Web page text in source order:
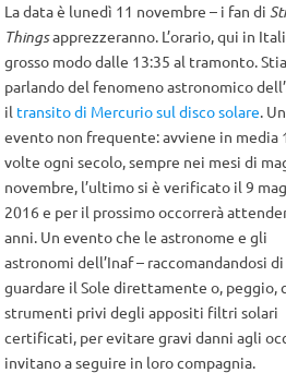
La data è lunedì 11 novembre – i fan di
Thingsapprezzeranno. L’orario, qui in
grosso modo dalle 13:35 al tramonto.
parlando del fenomeno astronomico
il transito di Mercurio sul disco solare. Un
evento non frequente: avviene in media
volte ogni secolo, sempre nei mesi di
novembre, l’ultimo si è verificato il 9
2016 e per il prossimo occorrerà
anni. Un evento che le astronome e gli
astronomi dell’Inaf – raccomandandosi
guardare il Sole direttamente o, peggio,
strumenti privi degli appositi filtri solari
certificati, per evitare gravi danni agli
invitano a seguire in loro compagnia.